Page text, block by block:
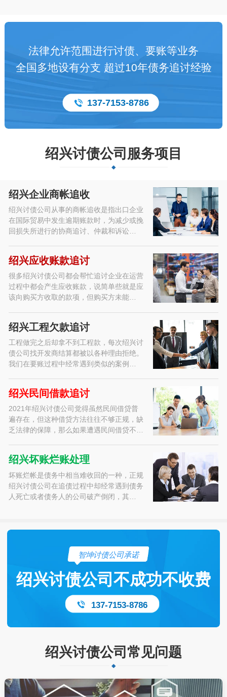
法律允许范围进行讨债、要账等业务
全国多地设有分支 超过10年债务追讨经验
137-7153-8786
绍兴讨债公司服务项目
绍兴企业商帐追收
绍兴讨债公司从事的商帐追收是指出口企业
在国际贸易中发生逾期账款时，为减少或挽
回损失所进行的协商追讨、仲裁和诉讼…
绍兴应收账款追讨
很多绍兴讨债公司都会帮忙追讨企业在运营
过程中都会产生应收账款，说简单些就是应
该向购买方收取的款项，但购买方未能…
绍兴工程欠款追讨
工程做完之后却拿不到工程款，每次绍兴讨
债公司找开发商结算都被以各种理由拒绝。
我们在要账过程中经常遇到类似的案例…
绍兴民间借款追讨
2021年绍兴讨债公司觉得虽然民间借贷普
遍存在，但这种借贷方法往往不够正规，缺
乏法律的保障，那么如果遭遇民间借贷不…
绍兴坏账烂账处理
坏账烂帐是债务中相当难收回的一种，正规
绍兴讨债公司在追债过程中却经常遇到债务
人死亡或者债务人的公司破产倒闭，其…
智坤讨债公司承诺
绍兴讨债公司不成功不收费
137-7153-8786
绍兴讨债公司常见问题